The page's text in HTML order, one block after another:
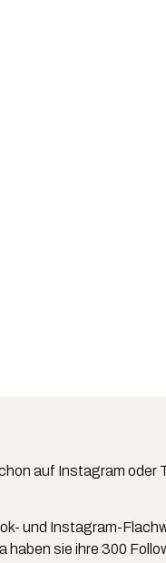
auf Instagram oder
und Instagram-
sie ihre 300